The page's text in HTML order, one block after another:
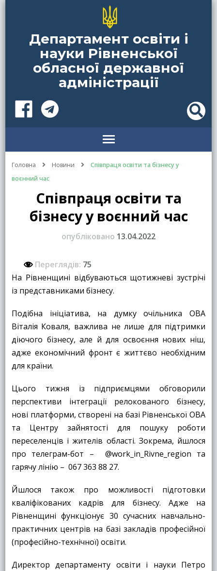
Департамент освіти і
науки Рівненської
обласної державної
адміністрації
Головна Новини
Співпраця освіти та бізнесу у
воєнний час
Співпраця освіти та
бізнесу у воєнний час
опубліковано 13.04.2022
Переглядів: 75
На Рівненщині відбуваються щотижневі зустрічі
із представниками бізнесу.
Подібна ініціатива, на думку очільника ОВА
Віталія Коваля, важлива не лише для підтримки
діючого бізнесу, але й для освоєння нових ніш,
адже економічний фронт є життєво необхідним
для країни.
Цього тижня із підприємцями обговорили
перспективи інтеграції релокованого бізнесу,
нові платформи, створені на базі Рівненської ОВА
та Центру зайнятості для пошуку роботи
переселенців і жителів області. Зокрема, йшлося
про телеграм-бот – @work_in_Rivne_region та
гарячу лінію – 067 363 88 27.
Йшлося також про можливості підготовки
кваліфікованих кадрів для бізнесу. Адже на
Рівненщині функціонує 30 сучасних навчально-
практичних центрів на базі закладів професійної
(професійно-технічної) освіти.
Директор департаменту освіти і науки Петро